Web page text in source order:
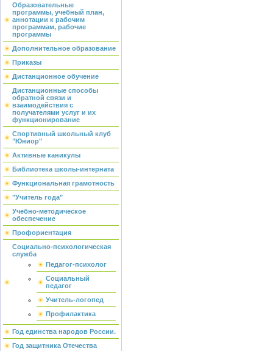
Образовательные
программы, учебный план,
аннотации к рабочим
программам, рабочие
программы
Дополнительное образование
Приказы
Дистанционное обучение
Дистанционные способы
обратной связи и
взаимодействия с
получателями услуг и их
функционирование
Спортивный школьный клуб
"Юниор"
Активные каникулы
Библиотека школы-интерната
Функциональная грамотность
"Учитель года"
Учебно-методическое
обеспечение
Профориентация
Социально-психологическая
служба
Педагог-психолог
Социальный
педагог
Учитель-логопед
Профилактика
Год единства народов России.
Год защитника Отечества